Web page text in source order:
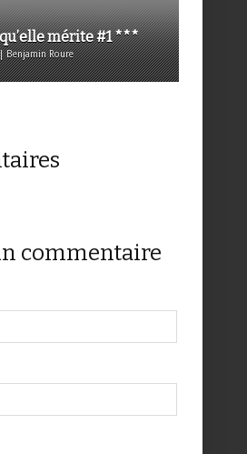
qu’elle mérite #1 ***
Benjamin Roure
commentaire